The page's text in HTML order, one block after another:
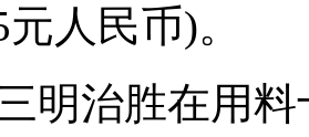
人民币)。
治胜在用料